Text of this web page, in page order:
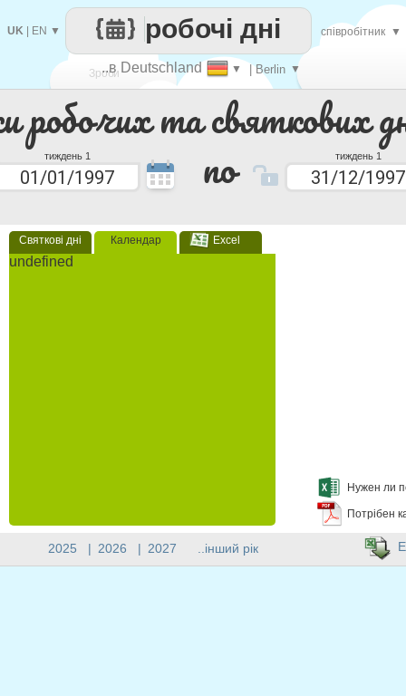
робочих та святкових
тиждень 1 по тиждень 1
Святкові дні Календар Excel
undefined
Нужен ли
Потрібен
Зроби
кожен
..в Deutschland ▼ | Berlin ▼
робочі дні
UK EN ▼ співробітник ▼
2025 | 2026 | 2027 ..інший рік